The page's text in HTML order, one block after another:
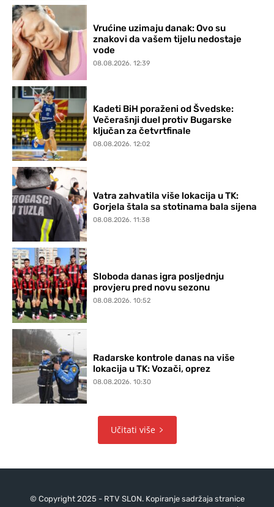
Vrućine uzimaju danak: Ovo su
znakovi da vašem tijelu nedostaje
vode
08.08.2026. 12:39
Kadeti BiH poraženi od Švedske:
Večerašnji duel protiv Bugarske
ključan za četvrtfinale
08.08.2026. 12:02
Vatra zahvatila više lokacija u TK:
Gorjela štala sa stotinama bala sijena
08.08.2026. 11:38
Sloboda danas igra posljednju
provjeru pred novu sezonu
08.08.2026. 10:52
Radarske kontrole danas na više
lokacija u TK: Vozači, oprez
08.08.2026. 10:30
Učitati više
© Copyright 2025 - RTV SLON. Kopiranje sadržaja stranice